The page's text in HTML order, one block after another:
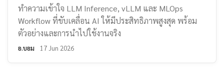
ทำความเข้าใจ LLM Inference, vLLM และ MLOps
Workflow ที่ขับเคลื่อน AI ให้มีประสิทธิภาพสูงสุด พร้อม
ตัวอย่างและการนำไปใช้งานจริง
อ.บอม 17 Jun 2026